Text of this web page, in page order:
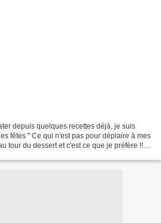
depuis quelques recettes déjà, je suis
fêtes " Ce qui n'est pas pour déplaire à mes
tour du dessert et c'est ce que je préfère !!!